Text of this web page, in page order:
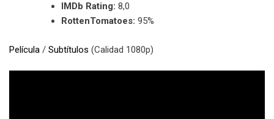
IMDb Rating: 8,0
RottenTomatoes: 95%
Película / Subtítulos (Calidad 1080p)